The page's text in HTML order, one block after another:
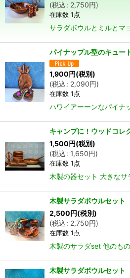
並び順:
(税込: 2,750円)
在庫数 1点
サラダボウルとミルとマ
パイナップル型のキュー
1,900円(税別)
(税込: 2,090円)
在庫数 1点
ハワイアーーンなパイ
キャンプに！ウッドコ
1,500円(税別)
(税込: 1,650円)
在庫数 1点
木製の器セット 大きな
木製サラダボウルセッ
2,500円(税別)
(税込: 2,750円)
在庫数 1点
木製のサラダset 他のも
木製サラダボウルセッ